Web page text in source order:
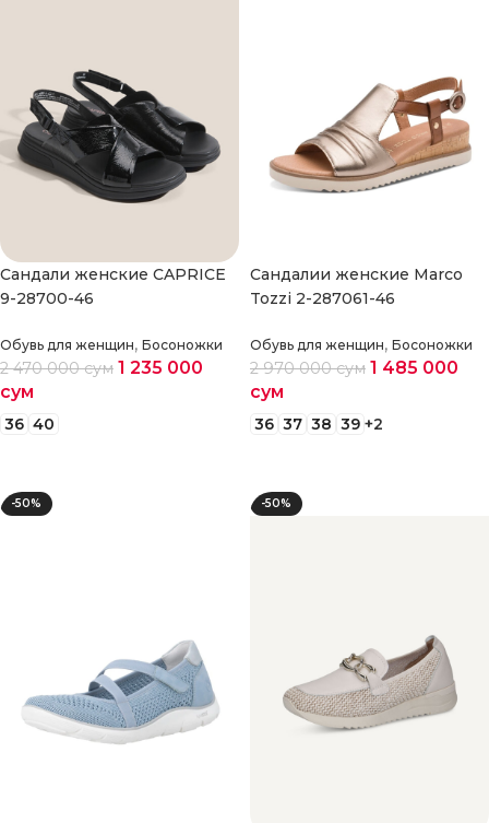
Cандали женские CAPRICE
9-28700-46
Обувь для женщин, Босоножки
2 470 000сум 1 235 000
сум
36 40
Cандалии женские Marco
Tozzi 2-287061-46
Обувь для женщин, Босоножки
2 970 000сум 1 485 000
сум
36 37 38 39 +2
-50% -50%